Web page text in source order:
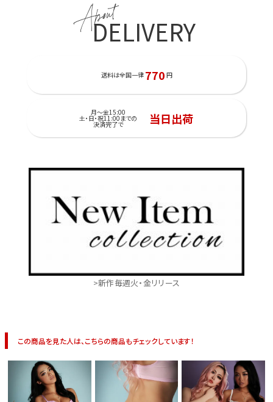
About
DELIVERY
送料は全国一律 770 円
月～金15:00
土・日・祝11:00までの
決済完了で 当日出荷
>新作毎週火・金リリース
この商品を見た人は、こちらの商品もチェックしています！